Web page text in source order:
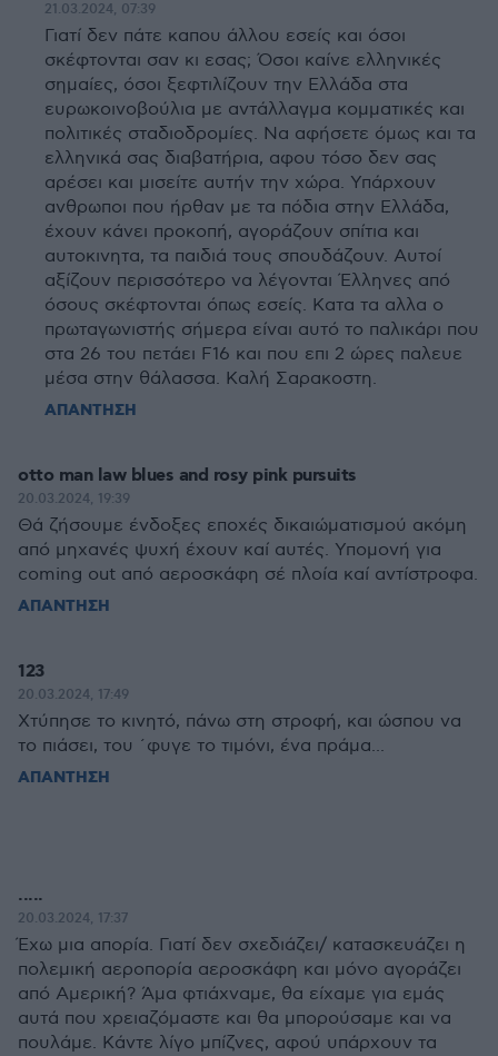
21.03.2024, 07:39
Γιατί δεν πάτε καπου άλλου εσείς και όσοι
σκέφτονται σαν κι εσας; Όσοι καίνε ελληνικές
σημαίες, όσοι ξεφτιλίζουν την Ελλάδα στα
ευρωκοινοβούλια με αντάλλαγμα κομματικές και
πολιτικές σταδιοδρομίες. Να αφήσετε όμως και τα
ελληνικά σας διαβατήρια, αφου τόσο δεν σας
αρέσει και μισείτε αυτήν την χώρα. Υπάρχουν
ανθρωποι που ήρθαν με τα πόδια στην Ελλάδα,
έχουν κάνει προκοπή, αγοράζουν σπίτια και
αυτοκινητα, τα παιδιά τους σπουδάζουν. Αυτοί
αξίζουν περισσότερο να λέγονται Έλληνες από
όσους σκέφτονται όπως εσείς. Κατα τα αλλα ο
πρωταγωνιστής σήμερα είναι αυτό το παλικάρι που
στα 26 του πετάει F16 και που επι 2 ώρες παλευε
μέσα στην θάλασσα. Καλή Σαρακοστη.
ΑΠΑΝΤΗΣΗ
otto man law blues and rosy pink pursuits
20.03.2024, 19:39
Θά ζήσουμε ένδοξες εποχές δικαιώματισμού ακόμη
από μηχανές ψυχή έχουν καί αυτές. Υπομονή για
coming out από αεροσκάφη σέ πλοία καί αντίστροφα.
ΑΠΑΝΤΗΣΗ
123
20.03.2024, 17:49
Χτύπησε το κινητό, πάνω στη στροφή, και ώσπου να
το πιάσει, του ΄φυγε το τιμόνι, ένα πράμα...
ΑΠΑΝΤΗΣΗ
.....
20.03.2024, 17:37
Έχω μια απορία. Γιατί δεν σχεδιάζει/ κατασκευάζει η
πολεμική αεροπορία αεροσκάφη και μόνο αγοράζει
από Αμερική? Άμα φτιάχναμε, θα είχαμε για εμάς
αυτά που χρειαζόμαστε και θα μπορούσαμε και να
πουλάμε. Κάντε λίγο μπίζνες, αφού υπάρχουν τα